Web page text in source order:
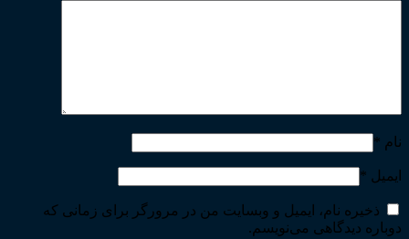
نام *
ایمیل *
ذخیره نام، ایمیل و وبسایت من در مرورگر برای زمانی که
دوباره دیدگاهی می‌نویسم.